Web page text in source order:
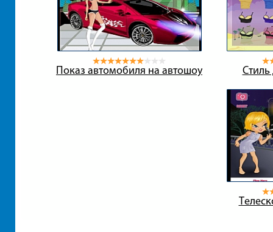
Показ автомобиля на автошоу